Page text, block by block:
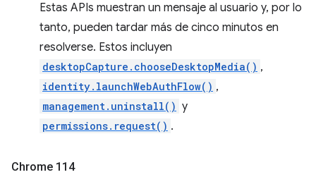
Estas APIs muestran un mensaje al usuario y, por lo
tanto, pueden tardar más de cinco minutos en
resolverse. Estos incluyen
desktopCapture.chooseDesktopMedia() ,
identity.launchWebAuthFlow() ,
management.uninstall() y
permissions.request() .
Chrome 114